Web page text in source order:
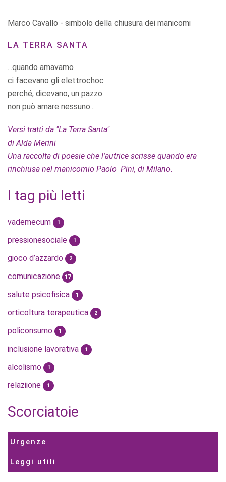
Marco Cavallo - simbolo della chiusura dei manicomi
LA TERRA SANTA
...quando amavamo
ci facevano gli elettrochoc
perché, dicevano, un pazzo
non può amare nessuno...
Versi tratti da "La Terra Santa"
di Alda Merini
Una raccolta di poesie che l'autrice scrisse quando era
rinchiusa nel manicomio Paolo Pini, di Milano.
I tag più letti
vademecum 1
pressionesociale 1
gioco d’azzardo 2
comunicazione 17
salute psicofisica 1
orticoltura terapeutica 2
policonsumo 1
inclusione lavorativa 1
alcolismo 1
relaziione 1
Scorciatoie
Urgenze
Leggi utili